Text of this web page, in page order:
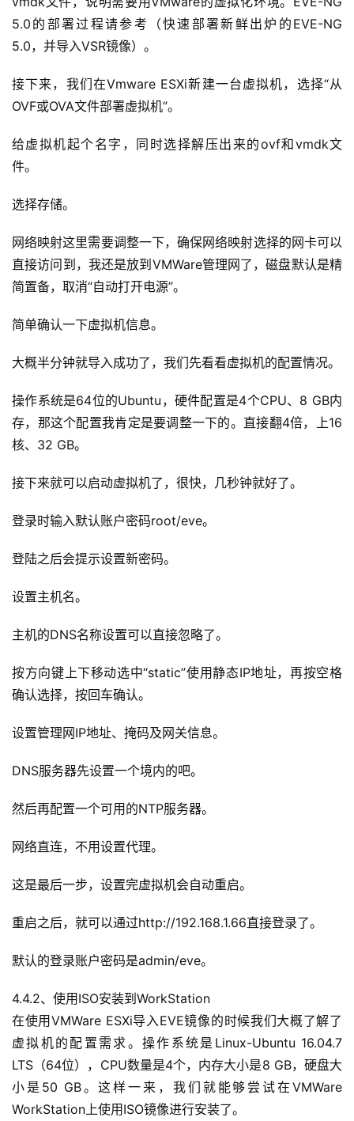
5.0的部署过程请参考（快速部署新鲜出炉的EVE-NG
5.0，并导入VSR镜像）。
接下来，我们在Vmware ESXi新建一台虚拟机，选择“从
OVF或OVA文件部署虚拟机”。
给虚拟机起个名字，同时选择解压出来的ovf和vmdk文
件。
选择存储。
网络映射这里需要调整一下，确保网络映射选择的网卡可以
直接访问到，我还是放到VMWare管理网了，磁盘默认是精
简置备，取消“自动打开电源”。
简单确认一下虚拟机信息。
大概半分钟就导入成功了，我们先看看虚拟机的配置情况。
操作系统是64位的Ubuntu，硬件配置是4个CPU、8 GB内
存，那这个配置我肯定是要调整一下的。直接翻4倍，上16
核、32 GB。
接下来就可以启动虚拟机了，很快，几秒钟就好了。
登录时输入默认账户密码root/eve。
登陆之后会提示设置新密码。
设置主机名。
主机的DNS名称设置可以直接忽略了。
按方向键上下移动选中“static”使用静态IP地址，再按空格
确认选择，按回车确认。
设置管理网IP地址、掩码及网关信息。
DNS服务器先设置一个境内的吧。
然后再配置一个可用的NTP服务器。
网络直连，不用设置代理。
这是最后一步，设置完虚拟机会自动重启。
重启之后，就可以通过http://192.168.1.66直接登录了。
默认的登录账户密码是admin/eve。
4.4.2、使用ISO安装到WorkStation
在使用VMWare ESXi导入EVE镜像的时候我们大概了解了
虚拟机的配置需求。操作系统是Linux-Ubuntu 16.04.7
LTS（64位），CPU数量是4个，内存大小是8 GB，硬盘大
小是50 GB。这样一来，我们就能够尝试在VMWare
WorkStation上使用ISO镜像进行安装了。